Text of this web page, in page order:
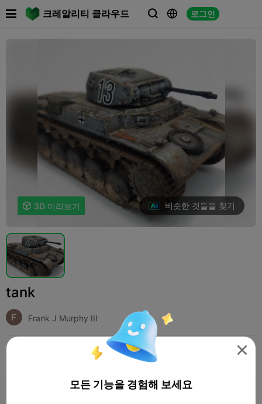
크레알리티 클라우드   로그인
 3D 미리보기 비슷한 것들을 찾기
tank
Frank J Murphy III
Toys & Games Game Props 
 인쇄 설정 추가

모든 기능을 경험해 보세요